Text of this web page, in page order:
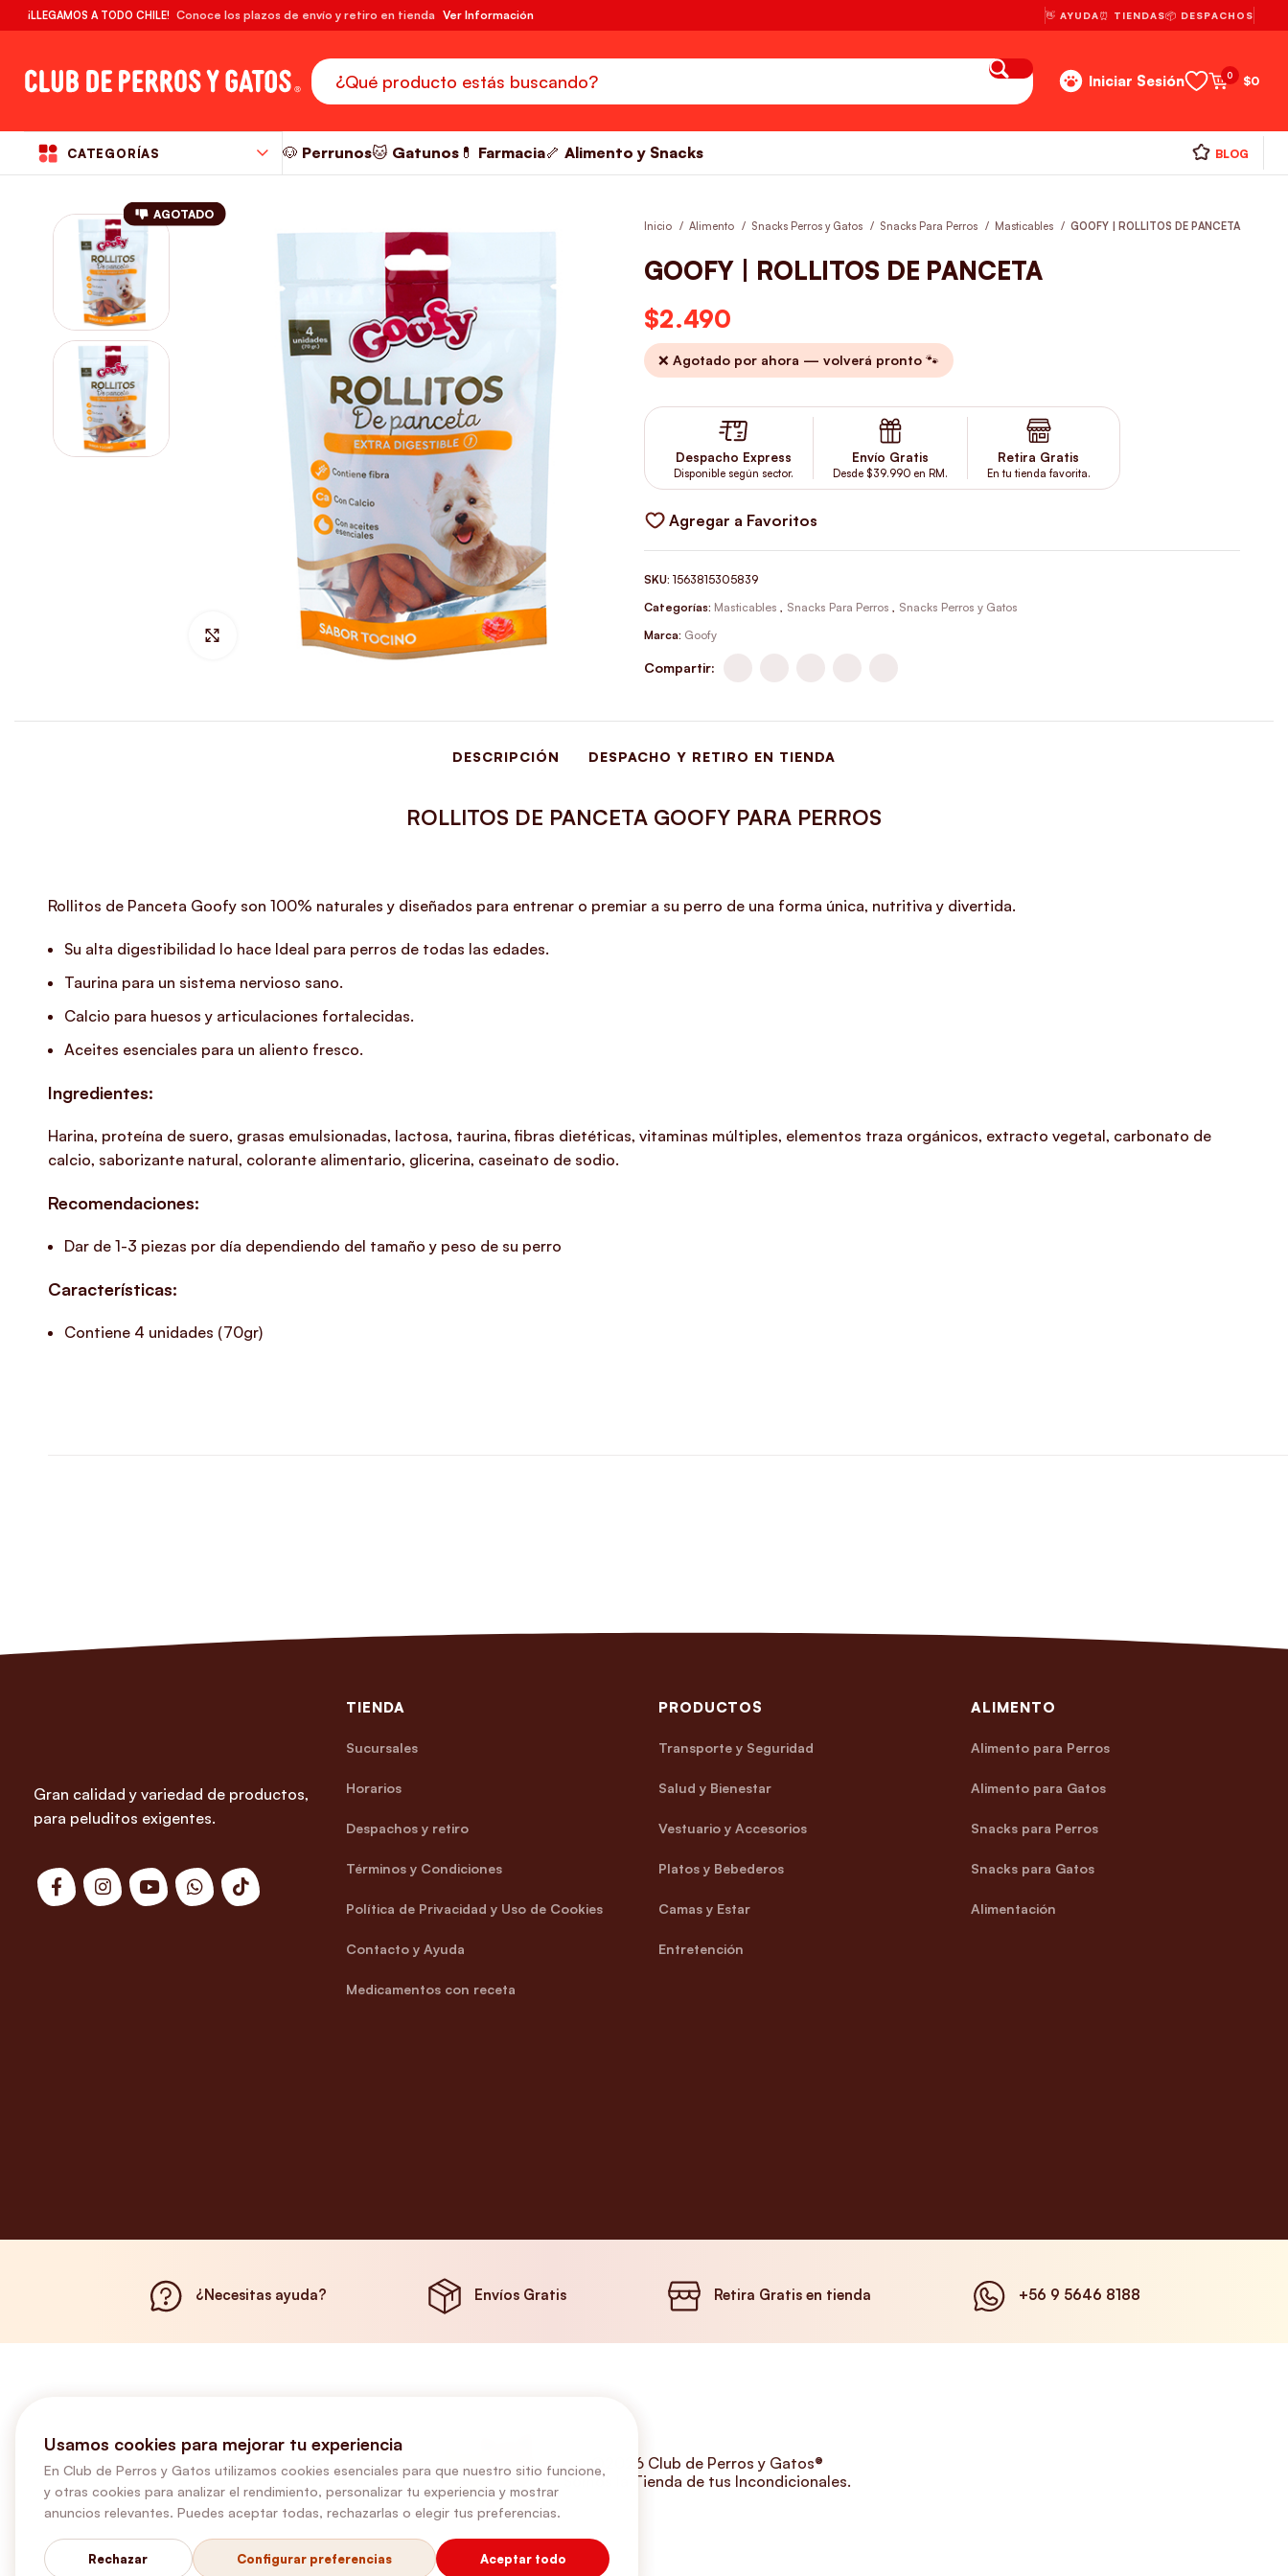
¡LLEGAMOS A TODO CHILE! Conoce los plazos de envío y retiro en tienda Ver Información 👋 AYUDA⏰ TIENDAS📦 DESPACHOS
Iniciar Sesión 0 $0
CATEGORÍAS 🐶 Perrunos🐱 Gatunos 💊 Farmacia🦴 Alimento y Snacks BLOG
AGOTADO
Hacer Zoom
Inicio Alimento Snacks Perros y Gatos Snacks Para Perros Masticables GOOFY | ROLLITOS DE PANCETA
GOOFY | ROLLITOS DE PANCETA
$2.490
❌ Agotado por ahora — volverá pronto 🐾
Despacho Express
Disponible según sector.
Envío Gratis
Desde $39.990 en RM.
Retira Gratis
En tu tienda favorita.
Agregar a Favoritos
SKU: 1563815305839
Categorías: Masticables , Snacks Para Perros , Snacks Perros y Gatos
Marca: Goofy
Compartir:
DESCRIPCIÓN DESPACHO Y RETIRO EN TIENDA
ROLLITOS DE PANCETA GOOFY PARA PERROS
Rollitos de Panceta Goofy son 100% naturales y diseñados para entrenar o premiar a su perro de una forma única, nutritiva y divertida.
Su alta digestibilidad lo hace Ideal para perros de todas las edades.
Taurina para un sistema nervioso sano.
Calcio para huesos y articulaciones fortalecidas.
Aceites esenciales para un aliento fresco.
Ingredientes:
Harina, proteína de suero, grasas emulsionadas, lactosa, taurina, fibras dietéticas, vitaminas múltiples, elementos traza orgánicos, extracto vegetal, carbonato de
calcio, saborizante natural, colorante alimentario, glicerina, caseinato de sodio.
Recomendaciones:
Dar de 1-3 piezas por día dependiendo del tamaño y peso de su perro
Características:
Contiene 4 unidades (70gr)
Gran calidad y variedad de productos,
para peluditos exigentes.
TIENDA
Sucursales
Horarios
Despachos y retiro
Términos y Condiciones
Política de Privacidad y Uso de Cookies
Contacto y Ayuda
Medicamentos con receta
PRODUCTOS
Transporte y Seguridad
Salud y Bienestar
Vestuario y Accesorios
Platos y Bebederos
Camas y Estar
Entretención
ALIMENTO
Alimento para Perros
Alimento para Gatos
Snacks para Perros
Snacks para Gatos
Alimentación
¿Necesitas ayuda? Envíos Gratis Retira Gratis en tienda +56 9 5646 8188
©2026 Club de Perros y Gatos®
Somos la Tienda de tus Incondicionales.
Usamos cookies para mejorar tu experiencia
En Club de Perros y Gatos utilizamos cookies esenciales para que nuestro sitio funcione,
y otras cookies para analizar el rendimiento, personalizar tu experiencia y mostrar
anuncios relevantes. Puedes aceptar todas, rechazarlas o elegir tus preferencias.
Rechazar Configurar preferencias Aceptar todo
RM